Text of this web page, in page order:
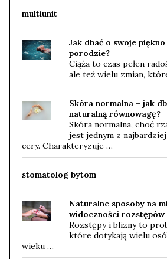
multiunit
Jak dbać o swoje
porodzie?
Ciąża to czas pełen
ale też wielu zmian,
Skóra normalna – jak
naturalną równowagę?
Skóra normalna, choć
jest jednym z
cery. Charakteryzuje …
stomatolog bytom
Naturalne sposoby na
widoczności rozstępów
Rozstępy i blizny to
które dotykają wielu
wieku …